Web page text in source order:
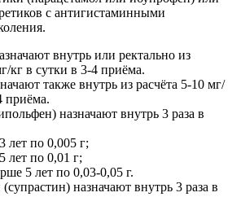
с антигистаминными
внутрь или ректально из
кг в сутки в 3-4 приёма.
также внутрь из расчёта 5-10 мг/
приёма.
назначают внутрь 3 раза в
лет по 0,005 г;
лет по 0,01 г;
5 лет по 0,03-0,05 г.
назначают внутрь 3 раза в